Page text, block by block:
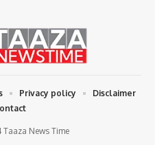
News Time
Privacy policy
Disclaimer